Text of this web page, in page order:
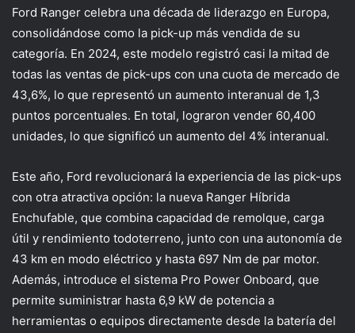
Ford Ranger celebra una década de liderazgo en Europa,
consolidándose como la pick-up más vendida de su
categoría. En 2024, este modelo registró casi la mitad de
todas las ventas de pick-ups con una cuota de mercado de
43,6%, lo que representó un aumento interanual de 1,3
puntos porcentuales. En total, lograron vender 60,400
unidades, lo que significó un aumento del 4% interanual.
Este año, Ford revolucionará la experiencia de las pick-ups
con otra atractiva opción: la nueva Ranger Híbrida
Enchufable, que combina capacidad de remolque, carga
útil y rendimiento todoterreno, junto con una autonomía de
43 km en modo eléctrico y hasta 697 Nm de par motor.
Además, introduce el sistema Pro Power Onboard, que
permite suministrar hasta 6,9 kW de potencia a
herramientas o equipos directamente desde la batería del